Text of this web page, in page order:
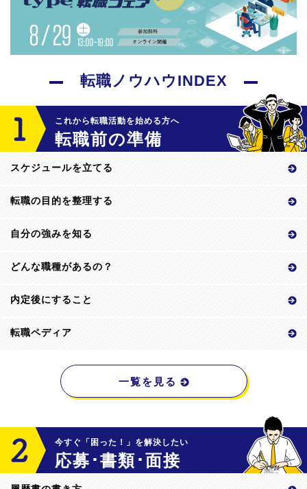
転職ノウハウINDEX
これから転職活動を始める方へ
転職前の準備
スケジュールを立てる
転職の目的を整理する
自分の強みを知る
どんな職種があるの？
内定後にすること
転職ペディア
一覧を見る
今すぐ「困った！」を解決したい
応募･書類･面接